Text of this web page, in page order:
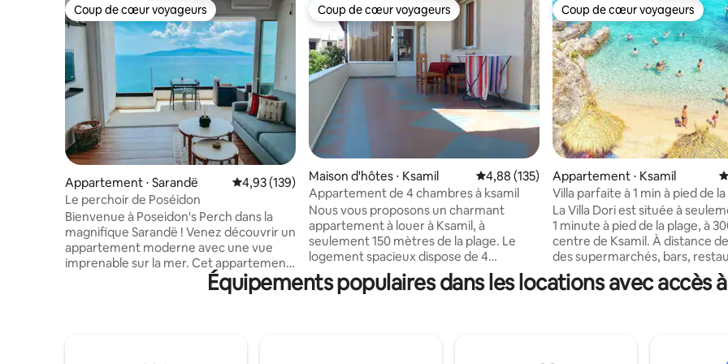
Coup de cœur voyageurs
Coup de cœur voyageurs
Appartement ⋅ Sarandë Évaluation moyenne sur la base de 139 commentaires : 4,93 sur 5
4,93 (139)
Le perchoir de Poséidon
Bienvenue à Poseidon's Perch dans la
magnifique Sarandë ! Venez découvrir un
appartement moderne avec une vue
imprenable sur la mer. Cet appartement
d'une chambre et d'une salle de bain fait
passer l'espace de vie intérieur/extérieur
Coup de cœur voyageurs
Coup de cœur voyageurs
Maison d'hôtes ⋅ Ksamil Évaluation moyenne sur la base de 135
4,88 (135)
Appartement de 4 chambres à ksamil
Nous vous proposons un charmant
appartement à louer à Ksamil, à
seulement 150 mètres de la plage. Le
logement spacieux dispose de 4
chambres, chacune avec un lit double,
un lit simple, la climatisation, un
Coup de cœur voyageurs
Coup de cœur voyageurs
Appartement ⋅ Ksamil
Villa parfaite à 1 min à pied de
Dori 3
La Villa Dori est située à
1 minute à pied de la plage, à
centre de Ksamil. À distance
des supermarchés, bars,
Wifi gratuit. 2 climatiseurs dans les deux
chambres, TV. Serviettes de salle de bain
Équipements populaires dans les locations avec accès